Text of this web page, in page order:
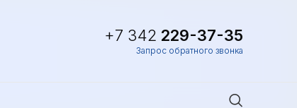
+7 342 229-37-35
Запрос обратного звонка